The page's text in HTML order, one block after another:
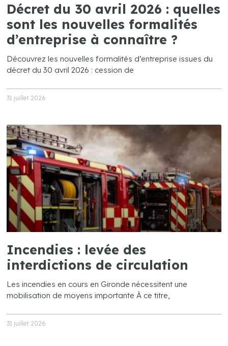
Décret du 30 avril 2026 : quelles
sont les nouvelles formalités
d’entreprise à connaître ?
Découvrez les nouvelles formalités d’entreprise issues du
décret du 30 avril 2026 : cession de
31 juillet 2026
Incendies : levée des
interdictions de circulation
Les incendies en cours en Gironde nécessitent une
mobilisation de moyens importante À ce titre,
31 juillet 2026